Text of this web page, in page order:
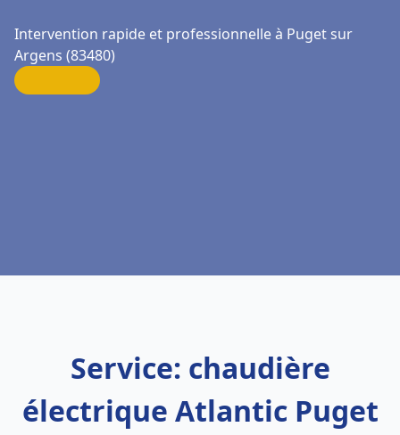
Intervention rapide et professionnelle à Puget sur
Argens (83480)
Service: chaudière
électrique Atlantic Puget